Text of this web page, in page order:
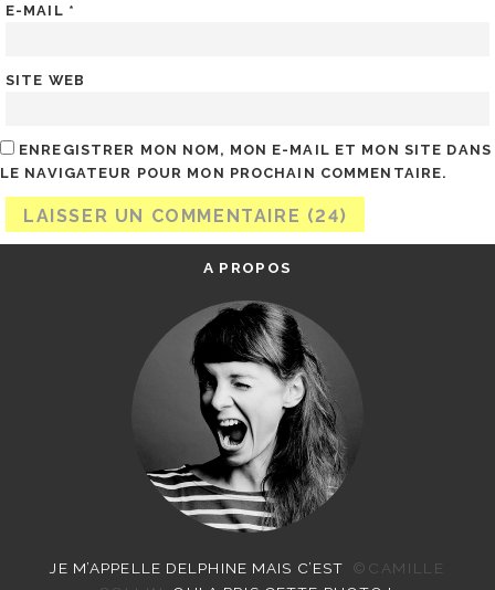
E-MAIL *
SITE WEB
ENREGISTRER MON NOM, MON E-MAIL ET MON SITE DANS
LE NAVIGATEUR POUR MON PROCHAIN COMMENTAIRE.
A PROPOS
JE M’APPELLE DELPHINE MAIS C’EST
©CAMILLE